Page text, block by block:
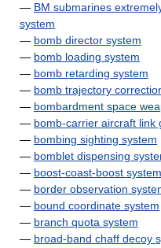
— BM submarines
system
— bomb director system
— bomb loading system
— bomb retarding system
— bomb trajectory
— bombardment space
— bomb-carrier aircraft link
— bombing sighting system
— bomblet dispensing
— boost-coast-boost system
— border observation
— bound coordinate system
— branch quota system
— broad-band chaff decoy